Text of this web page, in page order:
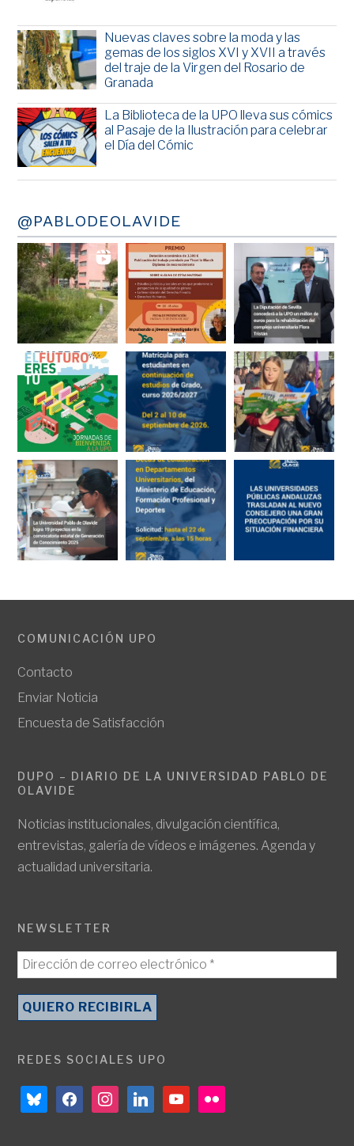
Nuevas claves sobre la moda y las
gemas de los siglos XVI y XVII a través
del traje de la Virgen del Rosario de
Granada
La Biblioteca de la UPO lleva sus cómics
al Pasaje de la Ilustración para celebrar
el Día del Cómic
@PABLODEOLAVIDE
COMUNICACIÓN UPO
Contacto
Enviar Noticia
Encuesta de Satisfacción
DUPO – DIARIO DE LA UNIVERSIDAD PABLO DE
OLAVIDE
Noticias institucionales, divulgación científica,
entrevistas, galería de vídeos e imágenes. Agenda y
actualidad universitaria.
NEWSLETTER
REDES SOCIALES UPO
blueskyfacebookinstagramlinkedinyoutubeflickr